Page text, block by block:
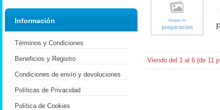
Viendo del 1 al 6 (de 11
Información
Términos y Condiciones
Beneficios y Registro
Condiciones de envío y devoluciones
Políticas de Privacidad
Política de Cookies